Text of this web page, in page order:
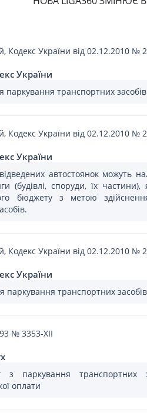
Кодекс України від 02.12.2010 №
України
паркування транспортних
Кодекс України від 02.12.2010 №
України
автостоянок можуть
(будівлі, споруди, їх
бюджету з метою
Кодекс України від 02.12.2010 №
України
паркування транспортних
№ 3353-XII
з паркування транспортних
оплати